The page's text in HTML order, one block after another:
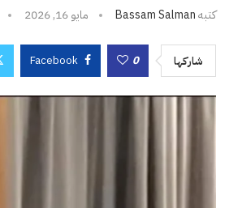
كتبهBassam Salman مايو 16, 2026
شاركها 0
Facebook